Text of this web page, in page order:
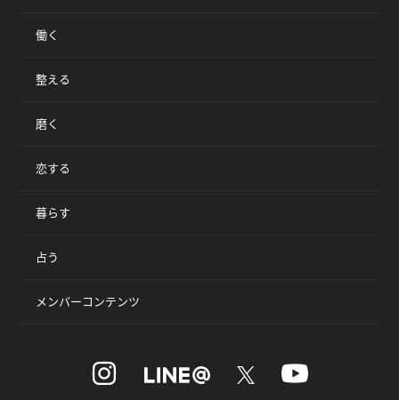
働く
整える
磨く
恋する
暮らす
占う
メンバーコンテンツ